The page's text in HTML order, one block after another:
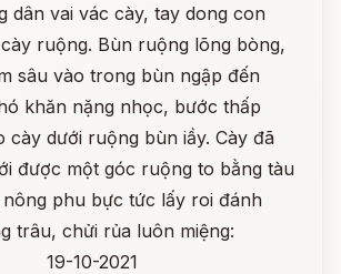
dân vai vác cày, tay dong con
ruộng. Bùn ruộng lõng bòng,
sâu vào trong bùn ngập đến
khăn nặng nhọc, bước thấp
cày dưới ruộng bùn iầy. Cày đã
được một góc ruộng to bằng tàu
nông phu bực tức lấy roi đánh
trâu, chửi rủa luôn miệng:
19-10-2021